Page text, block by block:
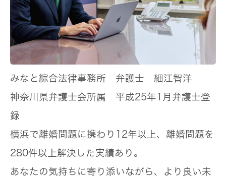
みなと綜合法律事務所 弁護士 細江智洋
神奈川県弁護士会所属 平成25年1月弁護士登
録
横浜で離婚問題に携わり12年以上、離婚問題を
280件以上解決した実績あり。
あなたの気持ちに寄り添いながら、より良い未